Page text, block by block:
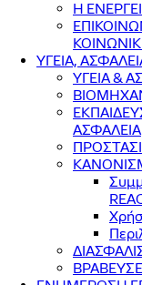
Η
ΥΓΕΙΑ,
ΥΓΕΙΑ &
ΑΣΦΑΛΕΙΑ